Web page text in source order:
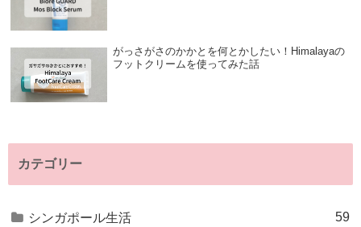
がっさがさのかかとを何とかしたい！Himalayaの
フットクリームを使ってみた話
カテゴリー
シンガポール生活 59